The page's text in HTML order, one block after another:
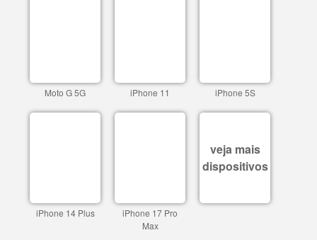
Moto G 5G iPhone 11 iPhone 5S
iPhone 14 Plus
iPhone 17 Pro
Max
veja mais
dispositivos